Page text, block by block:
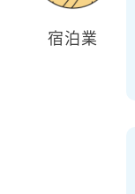
宿泊業